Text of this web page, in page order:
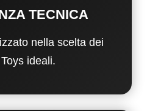
TECNICA
nella scelta dei
ideali.